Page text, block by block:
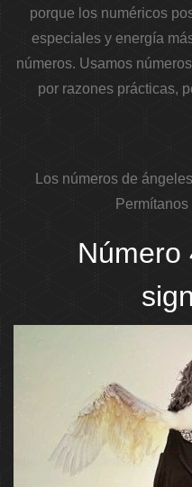
porque los numéricos
especiales y energía
números. Usamos
por razones prácticas,
Los números de
Número